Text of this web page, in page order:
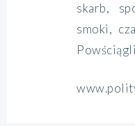
skarb,
smoki,